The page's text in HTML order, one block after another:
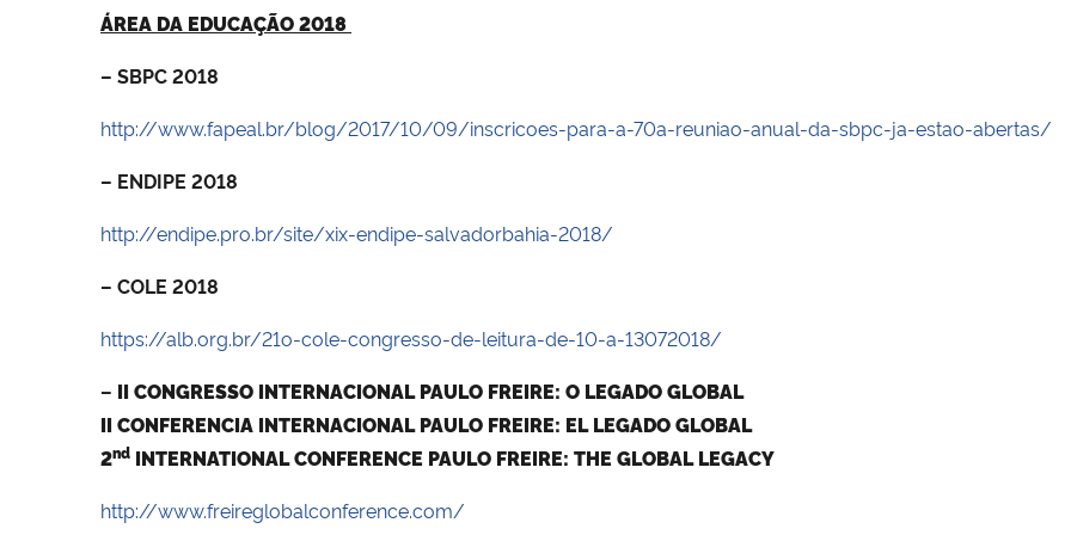
ÁREA DA EDUCAÇÃO 2018
– SBPC 2018
http://www.fapeal.br/blog/2017/10/09/inscricoes-para-a-70a-reuniao-anual-da-sbpc-ja-estao-abertas/
– ENDIPE 2018
http://endipe.pro.br/site/xix-endipe-salvadorbahia-2018/
– COLE 2018
https://alb.org.br/21o-cole-congresso-de-leitura-de-10-a-13072018/
– II CONGRESSO INTERNACIONAL PAULO FREIRE: O LEGADO GLOBAL
II CONFERENCIA INTERNACIONAL PAULO FREIRE: EL LEGADO GLOBAL
2nd INTERNATIONAL CONFERENCE PAULO FREIRE: THE GLOBAL LEGACY
http://www.freireglobalconference.com/